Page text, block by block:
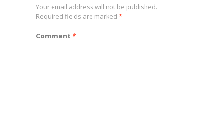
Your email address will not be published.
Required fields are marked *
Comment *